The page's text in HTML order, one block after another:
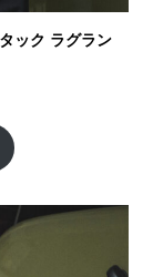
ック ラグラン